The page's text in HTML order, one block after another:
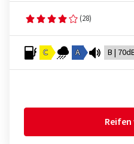
(28)
C A B |